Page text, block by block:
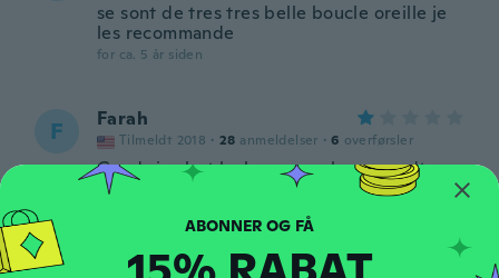
se sont de tres tres belle boucle oreille je
les recommande
for ca. 5 år siden
F Farah
Tilmeldt 2018 · 28 anmeldelser · 6 overførsler
Good size but lock are very loose, can't
wear it....I claim broken piece